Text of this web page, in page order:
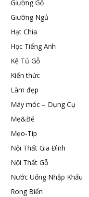
Giường Gỗ
Giường Ngủ
Hạt Chia
Học Tiếng Anh
Kệ Tủ Gỗ
Kiến thức
Làm đẹp
Máy móc – Dụng Cụ
Mẹ&Bé
Mẹo-Típ
Nội Thất Gia Đình
Nội Thất Gỗ
Nước Uống Nhập Khẩu
Rong Biển